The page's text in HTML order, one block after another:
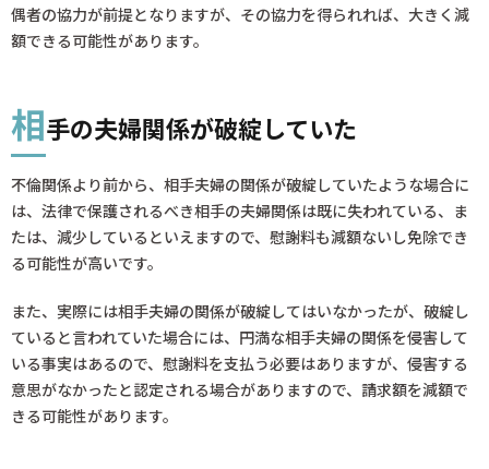
偶者の協力が前提となりますが、その協力を得られれば、大きく減
額できる可能性があります。
相手の夫婦関係が破綻していた
不倫関係より前から、相手夫婦の関係が破綻していたような場合に
は、法律で保護されるべき相手の夫婦関係は既に失われている、ま
たは、減少しているといえますので、慰謝料も減額ないし免除でき
る可能性が高いです。
また、実際には相手夫婦の関係が破綻してはいなかったが、破綻し
ていると言われていた場合には、円満な相手夫婦の関係を侵害して
いる事実はあるので、慰謝料を支払う必要はありますが、侵害する
意思がなかったと認定される場合がありますので、請求額を減額で
きる可能性があります。